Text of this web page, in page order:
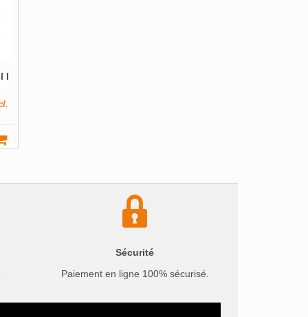
I
Sécurité
Paiement en ligne 100% sécurisé.